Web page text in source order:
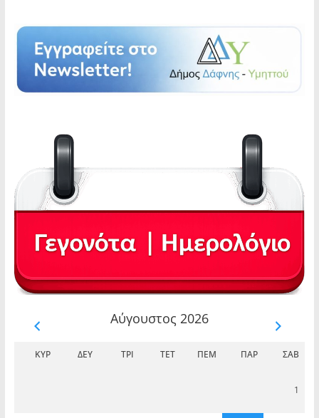
Αύγουστος 2026
ΚΥΡ ΔΕΥ ΤΡΊ ΤΕΤ ΠΈΜ ΠΑΡ ΣΆΒ
1